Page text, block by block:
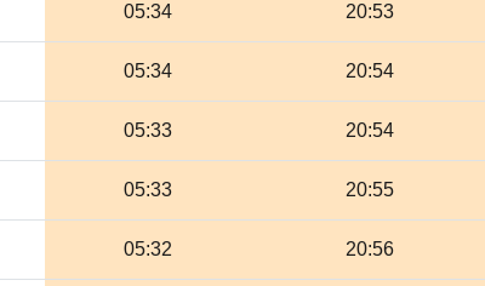
05:34 20:53
05:34 20:54
05:33 20:54
05:33 20:55
05:32 20:56